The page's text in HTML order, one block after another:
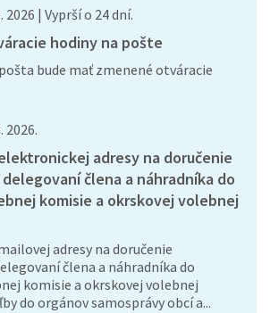
2026 | Vyprší o 24 dní.
hodiny na pošte
bude mať zmenené otváracie
2026.
adresy na doručenie
člena a náhradníka do
komisie a okrskovej volebnej
adresy na doručenie
člena a náhradníka do
komisie a okrskovej volebnej
do orgánov samosprávy obcí a...